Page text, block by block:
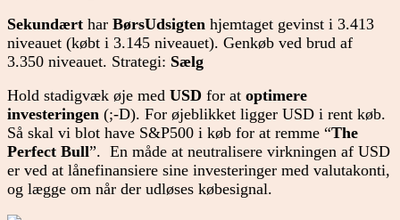
Sekundært har BørsUdsigten hjemtaget gevinst i 3.413
niveauet (købt i 3.145 niveauet). Genkøb ved brud af
3.350 niveauet. Strategi: Sælg
Hold stadigvæk øje med USD for at optimere
investeringen (;-D). For øjeblikket ligger USD i rent køb.
Så skal vi blot have S&P500 i køb for at remme “The
Perfect Bull”. En måde at neutralisere virkningen af USD
er ved at lånefinansiere sine investeringer med valutakonti,
og lægge om når der udløses købesignal.